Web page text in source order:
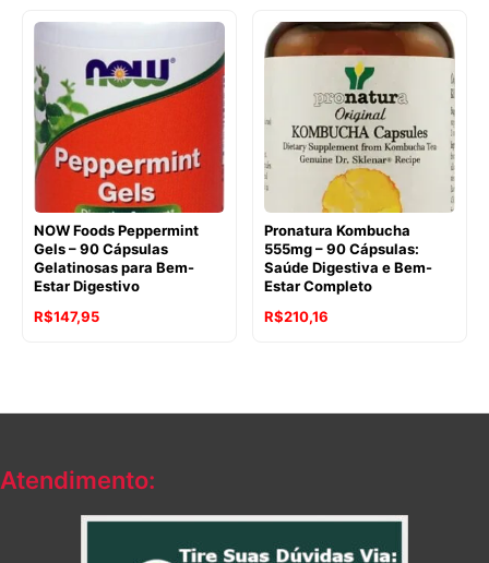
original
R$181,97.R$136,40.
original
era:
atual
é:
R$144,64.
NOW Foods Peppermint
Gels – 90 Cápsulas
Gelatinosas para Bem-
Estar Digestivo
O
R$147,95O
Pronatura Kombucha
555mg – 90 Cápsulas:
Saúde Digestiva e Bem-
Estar Completo
O
R$210,16
Atendimento: